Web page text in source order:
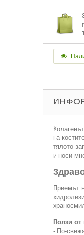
на
тялото
и носи
Приемът
Ползи от
- По-